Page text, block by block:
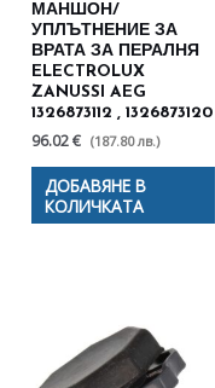
МАНШОН/
УПЛЪТНЕНИЕ ЗА
ВРАТА ЗА ПЕРАЛНЯ
ELECTROLUX
ZANUSSI AEG
1326873112 , 1326873120
96.02 € (187.80 лв.)
ДОБАВЯНЕ В
КОЛИЧКАТА